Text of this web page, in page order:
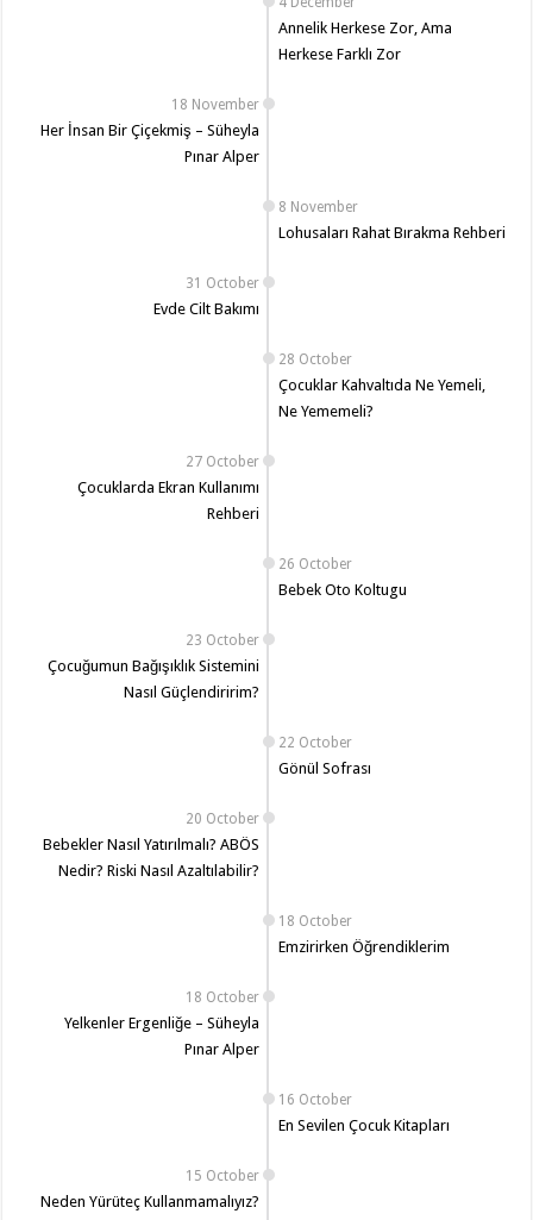
Annelik Herkese Zor, Ama
Herkese Farklı Zor
18 November
Her İnsan Bir Çiçekmiş – Süheyla
Pınar Alper
8 November
Lohusaları Rahat Bırakma Rehberi
31 October
Evde Cilt Bakımı
28 October
Çocuklar Kahvaltıda Ne Yemeli,
Ne Yememeli?
27 October
Çocuklarda Ekran Kullanımı
Rehberi
26 October
Bebek Oto Koltugu
23 October
Çocuğumun Bağışıklık Sistemini
Nasıl Güçlendiririm?
22 October
Gönül Sofrası
20 October
Bebekler Nasıl Yatırılmalı? ABÖS
Nedir? Riski Nasıl Azaltılabilir?
18 October
Emzirirken Öğrendiklerim
18 October
Yelkenler Ergenliğe – Süheyla
Pınar Alper
16 October
En Sevilen Çocuk Kitapları
15 October
Neden Yürüteç Kullanmamalıyız?